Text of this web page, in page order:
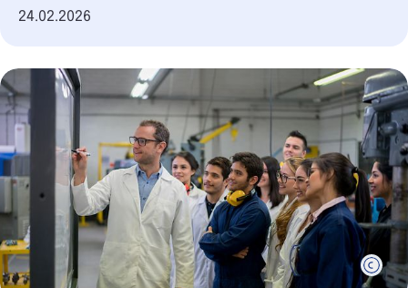
Datum der Veröffentlichung
24.02.2026